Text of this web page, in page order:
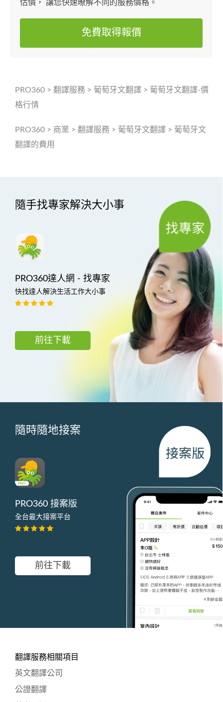
估價， 讓您快速暸解不同的服務價格。
免費取得報價
PRO360 > 翻譯服務 > 葡萄牙文翻譯 > 葡萄牙文翻譯-價
格行情
PRO360 > 商業 > 翻譯服務 > 葡萄牙文翻譯 > 葡萄牙文
翻譯的費用
隨手找專家解決大小事
PRO360達人網 - 找專家
快找達人解決生活工作大小事
前往下載
隨時隨地接案
PRO360 接案版
全台最大接案平台
前往下載
翻譯服務相關項目
英文翻譯公司
公證翻譯